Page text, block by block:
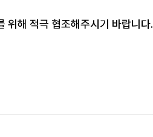
위해 적극 협조해주시기 바랍니다.